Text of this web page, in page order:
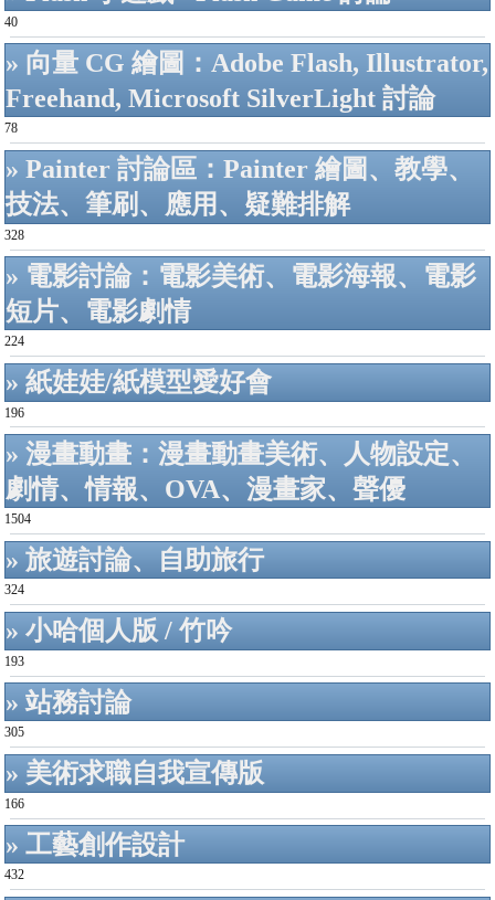
40
» 向量 CG 繪圖：Adobe Flash, Illustrator,
Freehand, Microsoft SilverLight 討論
78
» Painter 討論區：Painter 繪圖、教學、
技法、筆刷、應用、疑難排解
328
» 電影討論：電影美術、電影海報、電影
短片、電影劇情
224
» 紙娃娃/紙模型愛好會
196
» 漫畫動畫：漫畫動畫美術、人物設定、
劇情、情報、OVA、漫畫家、聲優
1504
» 旅遊討論、自助旅行
324
» 小哈個人版 / 竹吟
193
» 站務討論
305
» 美術求職自我宣傳版
166
» 工藝創作設計
432